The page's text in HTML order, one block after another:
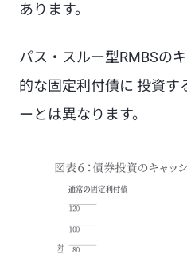
あります。
パス・スルー型RMBSの
的な固定利付債に 投資す
ーとは異なります。